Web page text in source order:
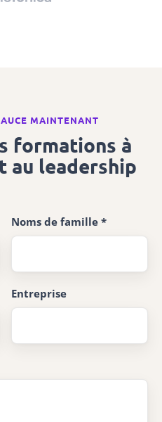
MAINTENANT
formations à
au leadership
Noms de famille *
Entreprise